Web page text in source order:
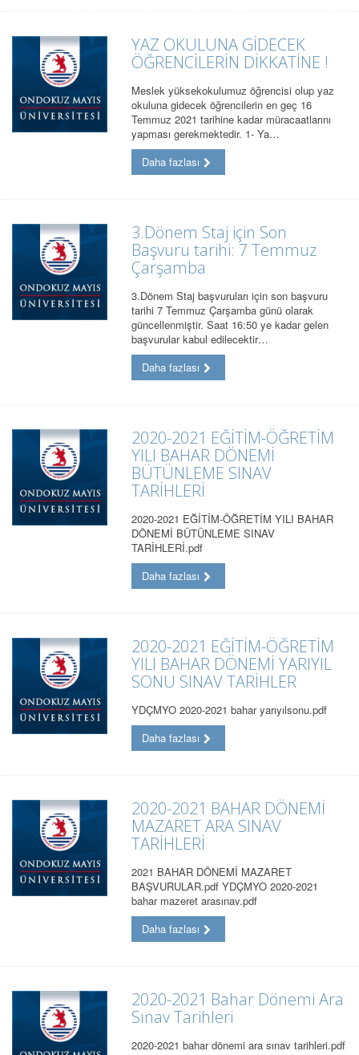
YAZ OKULUNA GİDECEK
ÖĞRENCİLERİN DİKKATİNE !
Meslek yüksekokulumuz öğrencisi olup yaz
okuluna gidecek öğrencilerin en geç 16
Temmuz 2021 tarihine kadar müracaatlarını
yapması gerekmektedir. 1- Ya…
Daha fazlası
3.Dönem Staj için Son
Başvuru tarihi: 7 Temmuz
Çarşamba
3.Dönem Staj başvuruları için son başvuru
tarihi 7 Temmuz Çarşamba günü olarak
güncellenmiştir. Saat 16:50 ye kadar gelen
başvurular kabul edilecektir…
Daha fazlası
2020-2021 EĞİTİM-ÖĞRETİM
YILI BAHAR DÖNEMİ
BÜTÜNLEME SINAV
TARİHLERİ
2020-2021 EĞİTİM-ÖĞRETİM YILI BAHAR
DÖNEMİ BÜTÜNLEME SINAV
TARİHLERİ.pdf
Daha fazlası
2020-2021 EĞİTİM-ÖĞRETİM
YILI BAHAR DÖNEMİ YARIYIL
SONU SINAV TARİHLER
YDÇMYO 2020-2021 bahar yarıyılsonu.pdf
Daha fazlası
2020-2021 BAHAR DÖNEMİ
MAZARET ARA SINAV
TARİHLERİ
2021 BAHAR DÖNEMİ MAZARET
BAŞVURULAR.pdf YDÇMYO 2020-2021
bahar mazeret arasınav.pdf
Daha fazlası
2020-2021 Bahar Dönemi Ara
Sınav Tarihleri
2020-2021 bahar dönemi ara sınav tarihleri.pdf